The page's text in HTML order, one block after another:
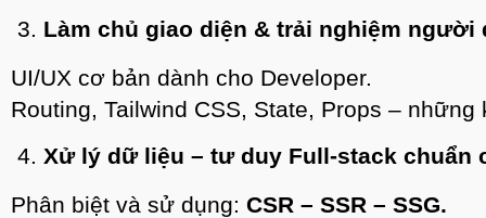
3. Làm chủ giao diện & trải nghiệm người
UI/UX cơ bản dành cho Developer.
Routing, Tailwind CSS, State, Props –
4. Xử lý dữ liệu – tư duy Full-stack chuẩn
Phân biệt và sử dụng: CSR – SSR – SSG.